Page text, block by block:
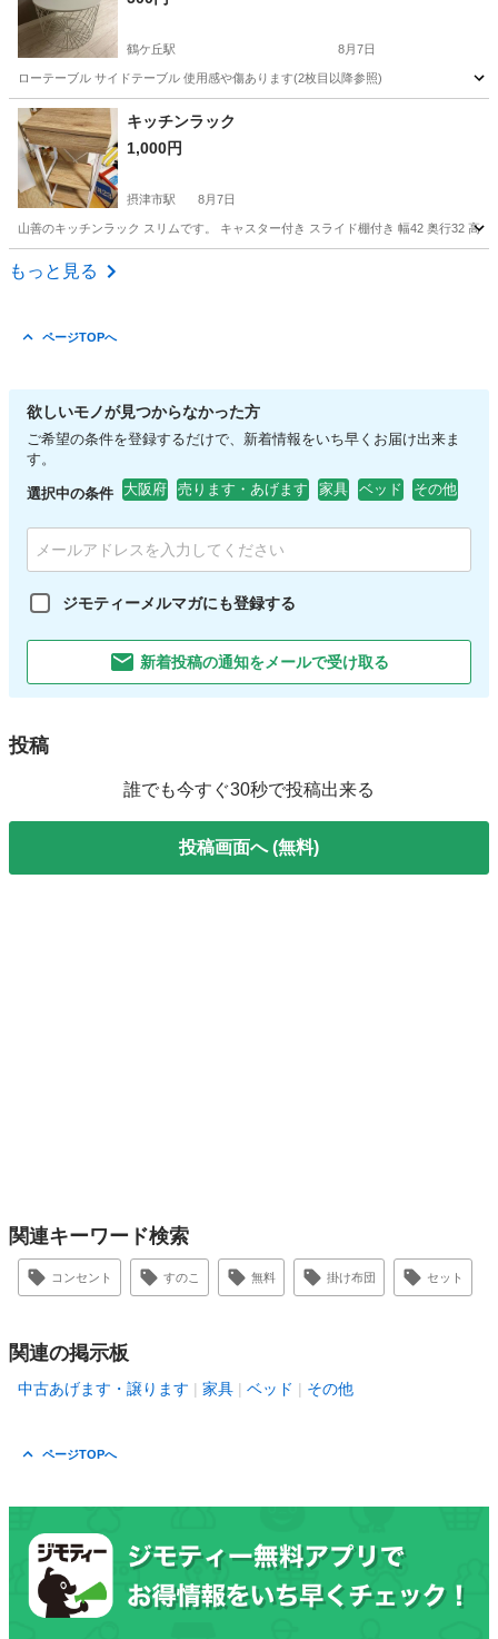
鶴ケ丘駅 8月7日
ローテーブル サイドテーブル 使用感や傷あります(2枚目以降参照)
大阪 大阪市 鶴ケ丘駅 テーブル
キッチンラック
1,000円
摂津市駅 8月7日
山善のキッチンラック スリムです。 キャスター付き スライド棚付き 幅42 奥行32 高
大阪 摂津市
もっと見る
ページTOPへ
欲しいモノが見つからなかった方
ご希望の条件を登録するだけで、新着情報をいち早くお届け出来ま
す。
選択中の条件 大阪府 売ります・あげます 家具 ベッド その他
ジモティーメルマガにも登録する
新着投稿の通知をメールで受け取る
投稿
誰でも今すぐ30秒で投稿出来る
投稿画面へ (無料)
関連キーワード検索
コンセント すのこ 無料 掛け布団 セット
関連の掲示板
中古あげます・譲ります 家具 ベッド その他
ページTOPへ